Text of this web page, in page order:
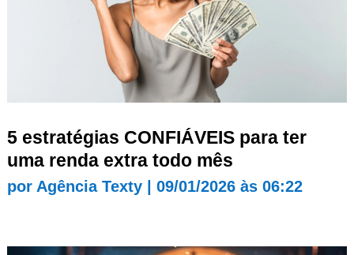
5 estratégias CONFIÁVEIS para ter
uma renda extra todo mês
por Agência Texty| 09/01/2026 às 06:22